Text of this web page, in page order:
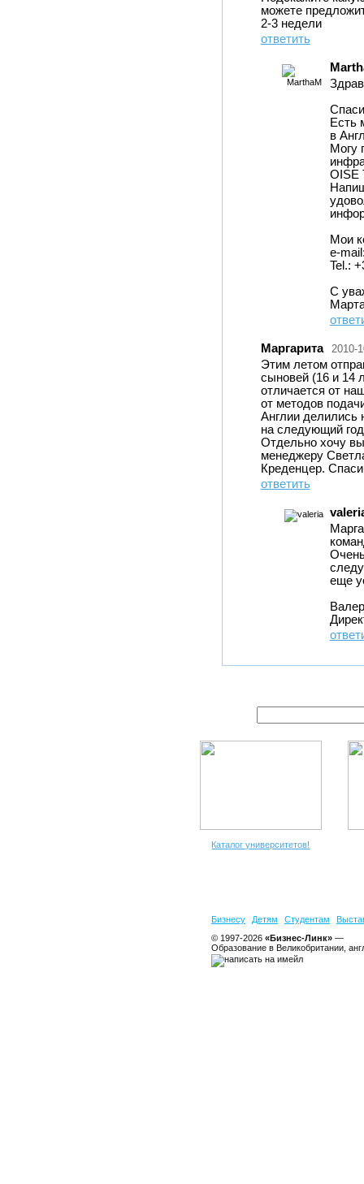
можете
2-3 недели
ответить
Есть
в
Могу
OISE
Мои
e-
Tel.:
С
Маргарита 2010-
Этим летом
сыновей (16 и 14
отличается от
от методов
Англии делились
на следующий
Отдельно хочу
менеджеру
Креденцер.
ответить
еще
Каталог университетов!
Бизнесу Детям Студентам
© 1997-2026 «Бизнес-Линк» —
Образование в Великобритании,